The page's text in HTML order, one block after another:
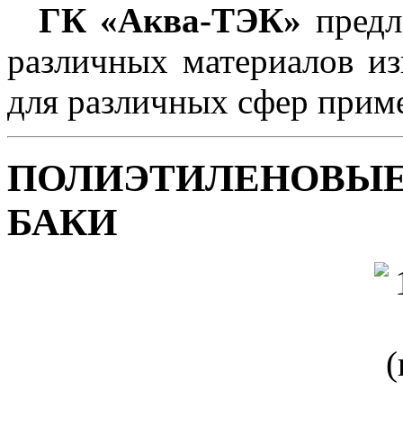
ГК «Аква-ТЭК»
различных материалов
для различных сфер
БАКИ